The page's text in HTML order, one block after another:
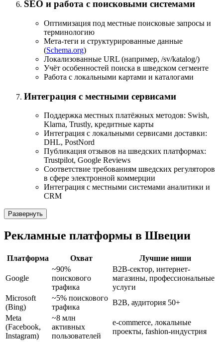
SEO и работа с поисковыми системами
Оптимизация под местные поисковые запросы и
терминологию
Мета-теги и структурированные данные
(Schema.org)
Локализованные URL (например, /sv/katalog/)
Учёт особенностей поиска в шведском сегменте
Работа с локальными картами и каталогами
Интеграция с местными сервисами
Поддержка местных платёжных методов: Swish,
Klarna, Trustly, кредитные карты
Интеграция с локальными сервисами доставки:
DHL, PostNord
Публикация отзывов на шведских платформах:
Trustpilot, Google Reviews
Соответствие требованиям шведских регуляторов
в сфере электронной коммерции
Интеграция с местными системами аналитики и
CRM
Развернуть
Рекламные платформы в Швеции
Платформа Охват Лучшие ниши
Google
~90%
поискового
трафика
B2B-сектор, интернет-
магазины, профессиональные
услуги
Microsoft
(Bing)
~5% поискового
трафика
B2B, аудитория 50+
Meta
(Facebook,
Instagram)
~8 млн
активных
пользователей
e-commerce, локальные
проекты, fashion-индустрия